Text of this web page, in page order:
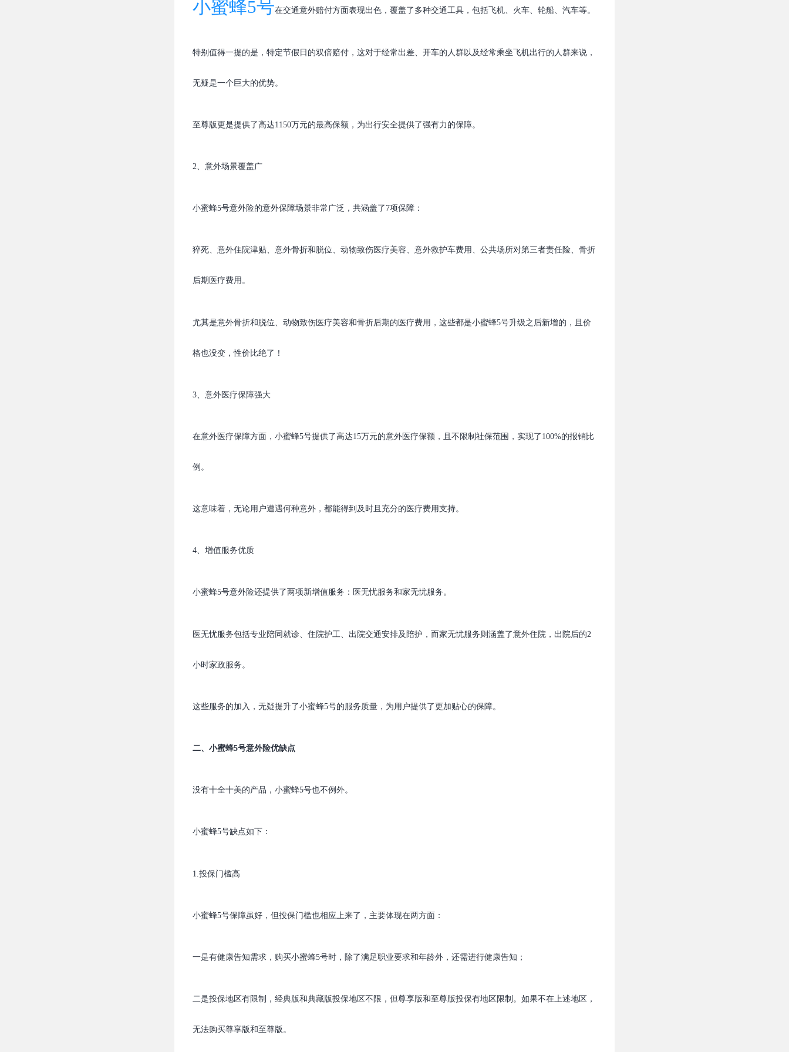
小蜜蜂5号在交通意外赔付方面表现出色，覆盖了多种交通工具，包括飞机、火车、轮船、汽车等。
特别值得一提的是，特定节假日的双倍赔付，这对于经常出差、开车的人群以及经常乘坐飞机出行的人群来说，
无疑是一个巨大的优势。
至尊版更是提供了高达1150万元的最高保额，为出行安全提供了强有力的保障。
2、意外场景覆盖广
小蜜蜂5号意外险的意外保障场景非常广泛，共涵盖了7项保障：
猝死、意外住院津贴、意外骨折和脱位、动物致伤医疗美容、意外救护车费用、公共场所对第三者责任险、骨折
后期医疗费用。
尤其是意外骨折和脱位、动物致伤医疗美容和骨折后期的医疗费用，这些都是小蜜蜂5号升级之后新增的，且价
格也没变，性价比绝了！
3、意外医疗保障强大
在意外医疗保障方面，小蜜蜂5号提供了高达15万元的意外医疗保额，且不限制社保范围，实现了100%的报销比
例。
这意味着，无论用户遭遇何种意外，都能得到及时且充分的医疗费用支持。
4、增值服务优质
小蜜蜂5号意外险还提供了两项新增值服务：医无忧服务和家无忧服务。
医无忧服务包括专业陪同就诊、住院护工、出院交通安排及陪护，而家无忧服务则涵盖了意外住院，出院后的2
小时家政服务。
这些服务的加入，无疑提升了小蜜蜂5号的服务质量，为用户提供了更加贴心的保障。
二、小蜜蜂5号意外险优缺点
没有十全十美的产品，小蜜蜂5号也不例外。
小蜜蜂5号缺点如下：
1.投保门槛高
小蜜蜂5号保障虽好，但投保门槛也相应上来了，主要体现在两方面：
一是有健康告知需求，购买小蜜蜂5号时，除了满足职业要求和年龄外，还需进行健康告知；
二是投保地区有限制，经典版和典藏版投保地区不限，但尊享版和至尊版投保有地区限制。如果不在上述地区，
无法购买尊享版和至尊版。